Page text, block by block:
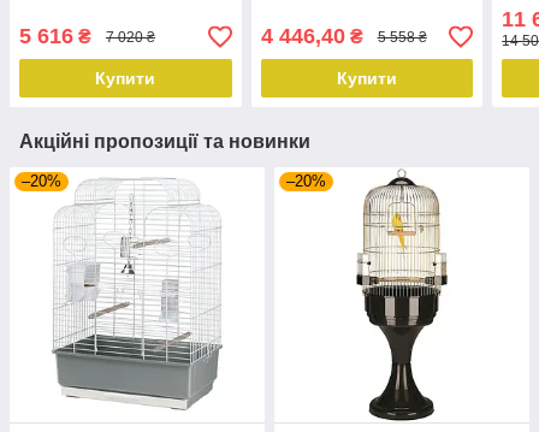
5 616 ₴ 7 020 ₴
Купити
4 446,40₴ 5 558 ₴
Купити
11
14
Акційні пропозиції та новинки
–20% –20%